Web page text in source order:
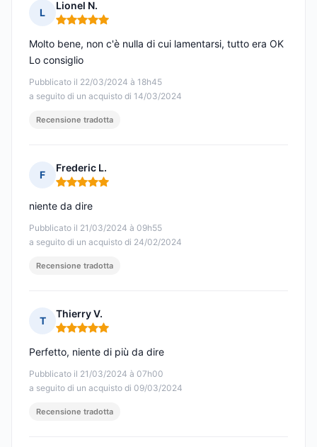
L
Lionel N.
Nota: 5 su 5
Pubblicato il 22/03/2024 à 18h45
a seguito di un acquisto di 14/03/2024
Molto bene, non c'è nulla di cui lamentarsi, tutto era OK
Lo consiglio
Recensione tradotta
F
Frederic L.
Nota: 5 su 5
Pubblicato il 21/03/2024 à 09h55
a seguito di un acquisto di 24/02/2024
niente da dire
Recensione tradotta
T
Thierry V.
Nota: 5 su 5
Pubblicato il 21/03/2024 à 07h00
a seguito di un acquisto di 09/03/2024
Perfetto, niente di più da dire
Recensione tradotta